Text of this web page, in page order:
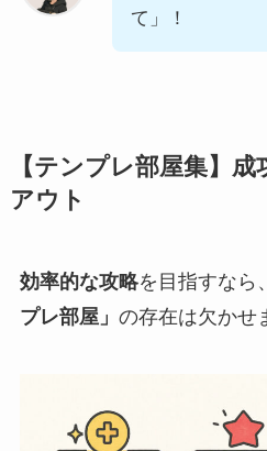
て」！
【テンプレ部屋集】
アウト
効率的な攻略を目指すなら、
プレ部屋」 の存在は欠かせ